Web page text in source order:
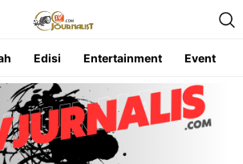
Edisi Entertainment Event